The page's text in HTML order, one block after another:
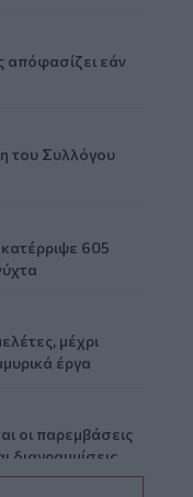
απόφασίζει εάν
του Συλλόγου
605
μέχρι
έργα
οι παρεμβάσεις
διαγραμμίσεις